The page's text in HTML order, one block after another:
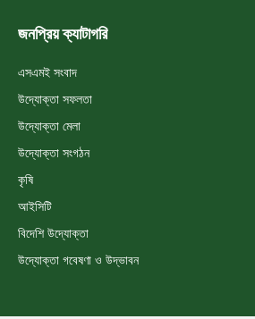
জনপ্রিয় ক্যাটাগরি
এসএমই সংবাদ
উদ্যোক্তা সফলতা
উদ্যোক্তা মেলা
উদ্যোক্তা সংগঠন
কৃষি
আইসিটি
বিদেশি উদ্যোক্তা
উদ্যোক্তা গবেষণা ও উদ্ভাবন